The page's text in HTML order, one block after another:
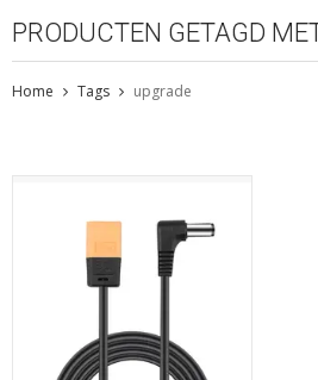
PRODUCTEN GETAGD
Home Tags upgrade